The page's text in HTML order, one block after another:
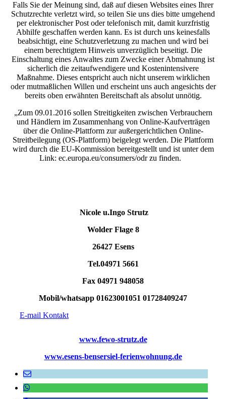
Falls Sie der Meinung sind, daß auf diesen Websites eines Ihrer
Schutzrechte verletzt wird, so teilen Sie uns dies bitte umgehend
per elektronischer Post oder telefonisch mit, damit kurzfristig
Abhilfe geschaffen werden kann. Es ist durch uns keinesfalls
beabsichtigt, eine Schutzverletzung zu machen und wird bei
einem berechtigtem Hinweis unverzüglich beseitigt. Die
Einschaltung eines Anwaltes zum Zwecke einer Abmahnung ist
sicherlich die zeitaufwendigere und Kostenintensivere
Maßnahme. Dieses entspricht auch nicht unserem wirklichen
oder mutmaßlichen Willen und erscheint uns auch angesichts der
bereits oben erwähnten Bereitschaft als absolut unnötig.
„Zum 09.01.2016 sollen Streitigkeiten zwischen Verbrauchern
und Händlern im Zusammenhang von Online-Kaufverträgen
über die Online-Plattform zur außergerichtlichen Online-
Streitbeilegung (OS-Plattform) beigelegt werden. Die Plattform
wird durch die EU-Kommission bereitgestellt und ist unter dem
Link: ec.europa.eu/consumers/odr zu finden.
Nicole u.Ingo Strutz
Wolder Flage 8
26427 Esens
Tel.04971 5661
Fax 04971 948058
Mobil/whatsapp 01623001051 01728409247
E-mail Kontakt
www.fewo-strutz.de
www.esens-bensersiel-ferienwohnung.de